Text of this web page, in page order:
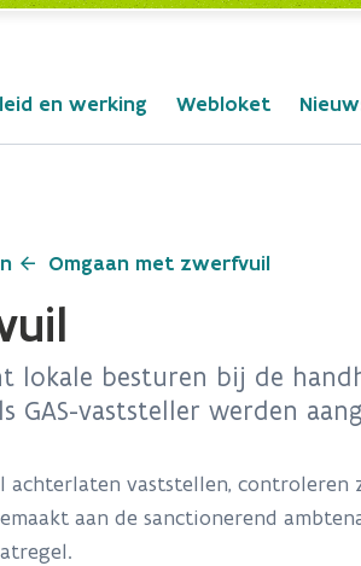
en werking Webloket
Omgaan met zwerfvuil
lokale besturen bij de
vaststeller werden
vaststellen,
aan de sanctionerend